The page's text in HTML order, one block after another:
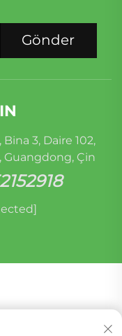
Gönder
3, Daire 102,
Guangdong, Çin
Auto